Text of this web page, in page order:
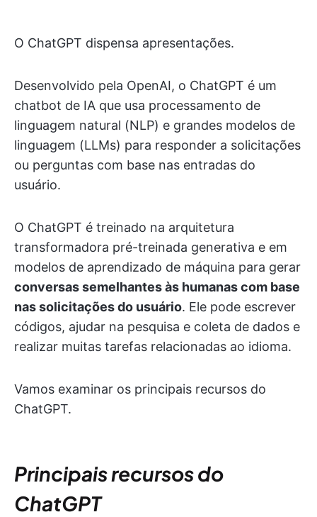
O ChatGPT dispensa apresentações.
Desenvolvido pela OpenAI, o ChatGPT é um
chatbot de IA que usa processamento de
linguagem natural (NLP) e grandes modelos de
linguagem (LLMs) para responder a solicitações
ou perguntas com base nas entradas do
usuário.
O ChatGPT é treinado na arquitetura
transformadora pré-treinada generativa e em
modelos de aprendizado de máquina para gerar
conversas semelhantes às humanas com base
nas solicitações do usuário. Ele pode escrever
códigos, ajudar na pesquisa e coleta de dados e
realizar muitas tarefas relacionadas ao idioma.
Vamos examinar os principais recursos do
ChatGPT.
Principais recursos do
ChatGPT